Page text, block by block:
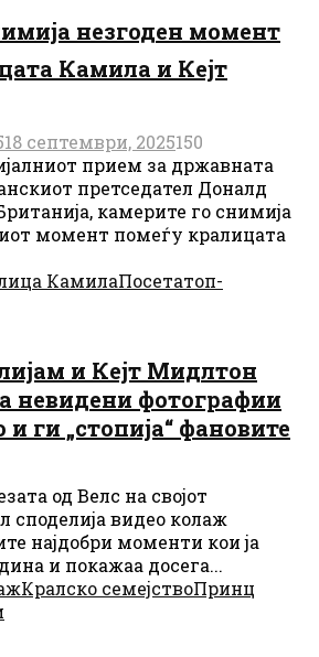
незгоден момент
Камила и Кејт
18 септември, 2025150
прием за државната
претседател Доналд
камерите го снимија
момент помеѓу кралицата
КамилаПосетатоп-
и Кејт Мидлтон
невидени фотографии
и ги „стопија“ фановите
од Велс на својот
споделија видео колаж
најдобри моменти кои ја
и покажаа досега...
Кралско семејствоПринц